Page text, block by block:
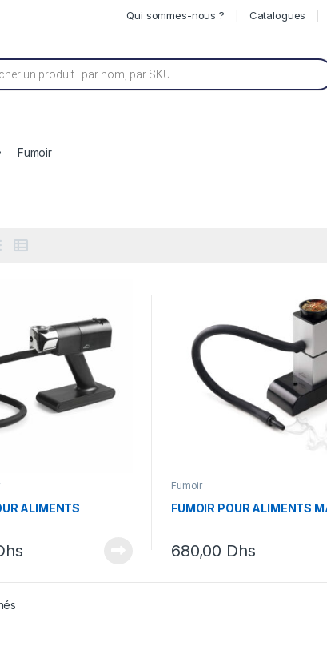
Qui sommes-nous ? Catalogues
produits
Fumoir
ALIMENTS
Fumoir
FUMOIR POUR ALIMENTS
680,00 Dhs